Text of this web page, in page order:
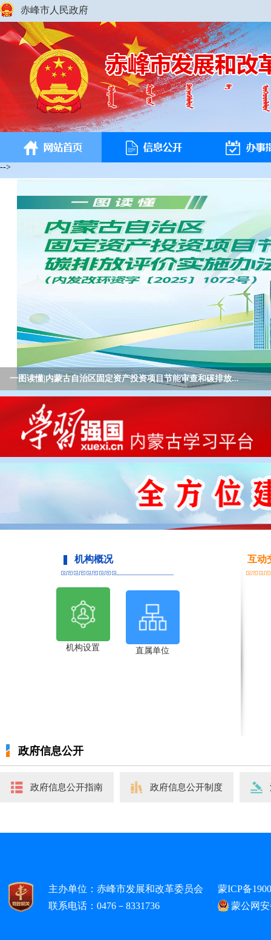
赤峰市人民政府
-->
确保基本实现社会主义现代化取得决定性进展——写在党的...
确保基本实现社会主义现代化取得决定性进展——写在党的...
机构概况
机构设置 直属单位
互动
政府信息公开
政府信息公开指南 政府信息公开制度
主办单位：赤峰市发展和改革委员会
联系电话：0476－8331736
蒙ICP备
蒙公网安